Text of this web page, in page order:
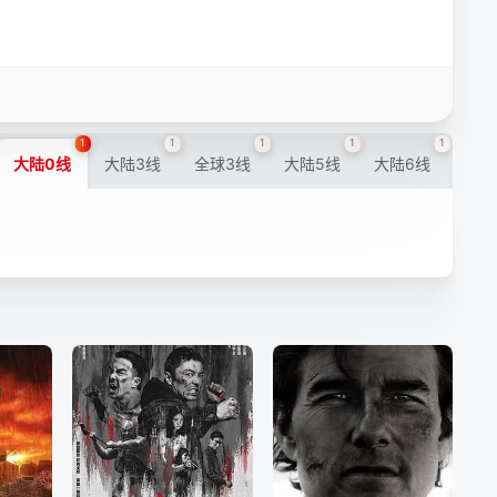
大陆0线
1
大陆3线
1
全球3线
1
大陆5线
1
大陆6线
1